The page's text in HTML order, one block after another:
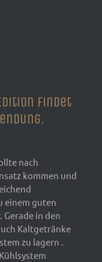
findet
nach
kommen und
einem guten
Gerade in den
Kaltgetränke
zu lagern .